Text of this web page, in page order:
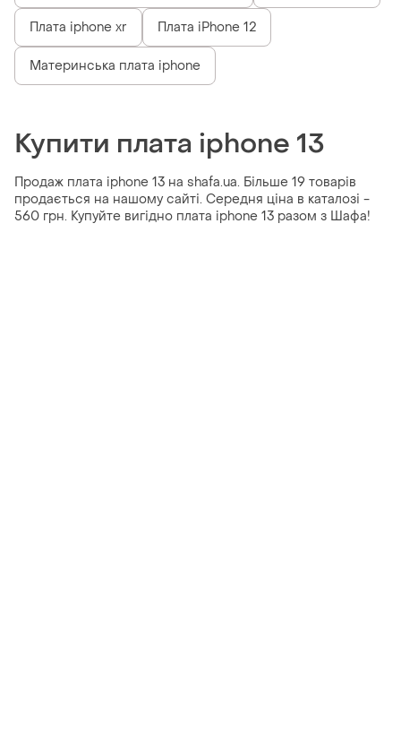
Плата iphone xr Плата iPhone 12
Материнська плата iphone
Купити плата iphone 13
Продаж плата iphone 13 на shafa.ua. Більше 19 товарів
продається на нашому сайті. Середня ціна в каталозі -
560 грн. Купуйте вигідно плата iphone 13 разом з Шафа!